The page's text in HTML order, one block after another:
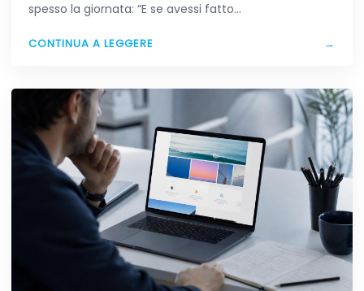
spesso la giornata: “E se avessi fatto…
CONTINUA A LEGGERE →